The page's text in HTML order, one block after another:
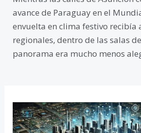
avance de Paraguay en el
envuelta en clima festivo recibía
regionales, dentro de las salas
panorama era mucho menos